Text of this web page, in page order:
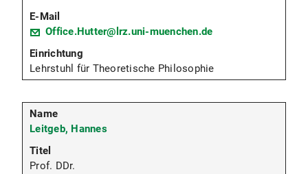
Office.Hutter@lrz.uni-muenchen.de
Lehrstuhl für Theoretische Philosophie
Leitgeb, Hannes
Prof. DDr.